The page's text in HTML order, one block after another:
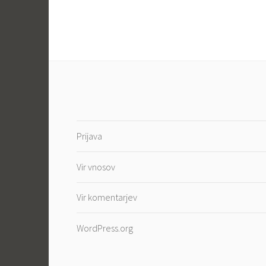
Prijava
Vir vnosov
Vir komentarjev
WordPress.org